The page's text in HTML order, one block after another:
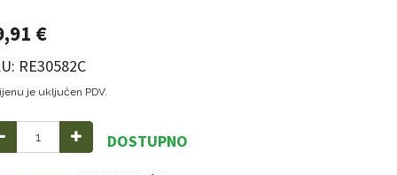
€
RE30582C
je uključen PDV.
DOSTUPNO